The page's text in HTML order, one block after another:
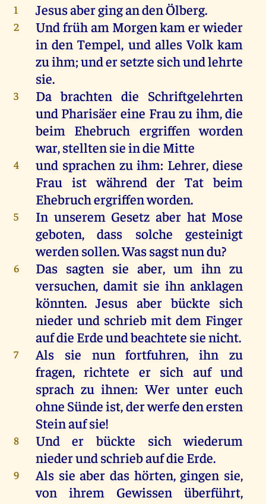
1 JesusabergingandenÖlberg.
2 Undfrüham Morgenkam erwieder
in den Tempel, und alles Volk kam
zuihm;undersetzte sichundlehrte
sie.
3 Da brachten die Schriftgelehrten
und Pharisäer eine Frauzu ihm,die
beim Ehebruch ergriffen worden
war,stelltensieindie Mitte
4 und sprachen zu ihm: Lehrer,diese
Frau istwährendder Tat beim
Ehebruchergriffenworden.
5 In unserem Gesetz aber hat Mose
geboten, dass solche
gesteinigt
werdensollen.Wassagstnundu?
6 Das sagten sie aber,um ihn zu
versuchen, damit sie ihn anklagen
könnten. Jesus aber bückte sich
nieder und schrieb mit dem Finger
aufdie Erdeundbeachtete sienicht.
7 Als sie nunfortfuhren,ihn
zu
fragen,richtete er sich auf und
sprach zu ihnen:Wer unter euch
ohne Sündeist,derwerfedenersten
Steinaufsie!
8 Und er bückte sich
wiederum
niederundschriebaufdie Erde.
9 Als sie aber das hörten,gingen sie,
von
ihrem Gewissen überführt,